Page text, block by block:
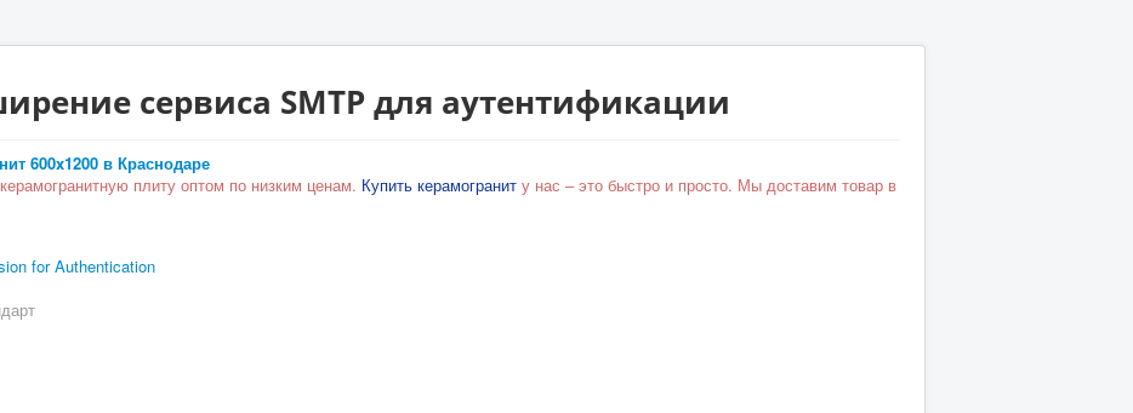
сервиса SMTP для аутентификации
600x1200 в Краснодаре
плиту оптом по низким ценам. Купить керамогранит у нас – это быстро и просто. Мы доставим товар в
for Authentication